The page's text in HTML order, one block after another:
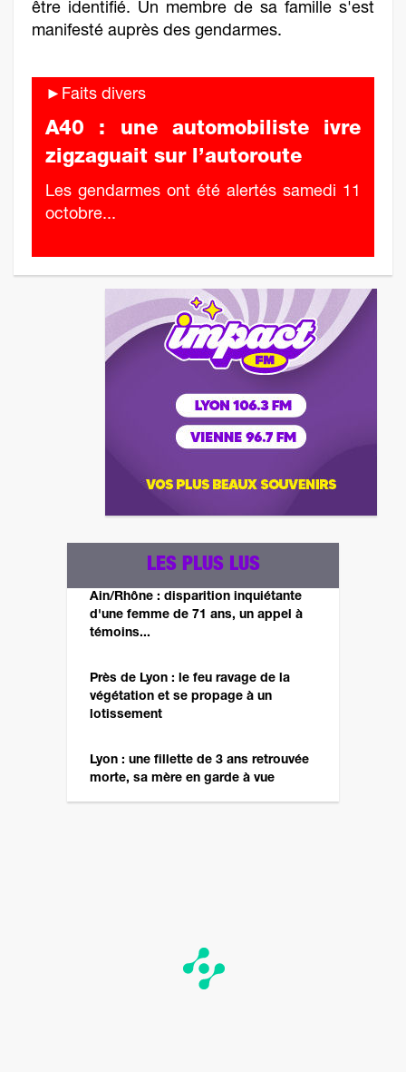
être identifié. Un membre de sa famille s'est
manifesté auprès des gendarmes.
►Faits divers
A40 : une automobiliste ivre
zigzaguait sur l’autoroute
Les gendarmes ont été alertés samedi 11
octobre...
LES PLUS LUS
Ain/Rhône : disparition inquiétante
d'une femme de 71 ans, un appel à
témoins...
Près de Lyon : le feu ravage de la
végétation et se propage à un
lotissement
Lyon : une fillette de 3 ans retrouvée
morte, sa mère en garde à vue